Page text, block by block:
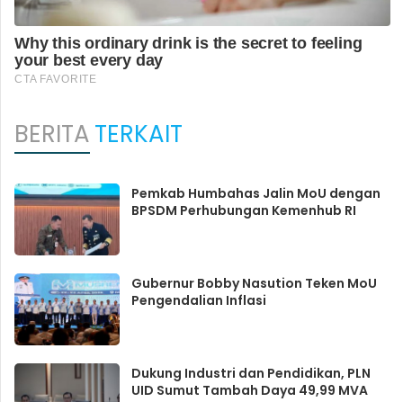
BERITATERKAIT
Pemkab Humbahas Jalin MoU dengan
BPSDM Perhubungan Kemenhub RI
Gubernur Bobby Nasution Teken MoU
Pengendalian Inflasi
Dukung Industri dan Pendidikan, PLN
UID Sumut Tambah Daya 49,99 MVA